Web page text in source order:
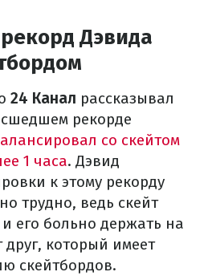
Дэвида
24 Канал рассказывал
рекорде
со скейтом
1 часа. Дэвид
к этому рекорду
трудно, ведь скейт
его больно держать на
который имеет
скейтбордов.